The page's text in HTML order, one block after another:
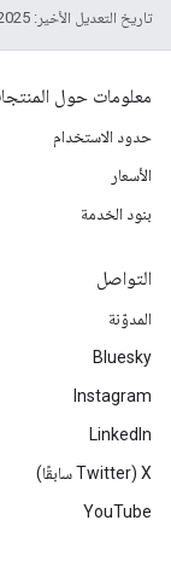
تاريخ التعديل الأخير: 2025-08-31 (حسب التوقيت العالمي المتفَّق عليه)
معلومات حول
حدود الاستخدام
الأسعار
بنود الخدمة
التواصل
المدوّنة
Bluesky
Instagram
LinkedIn
‫X ‏(Twitter سابقًا)
YouTube